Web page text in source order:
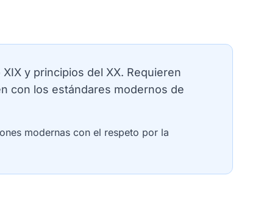
y principios del XX. Requieren
con los estándares modernos de
modernas con el respeto por la